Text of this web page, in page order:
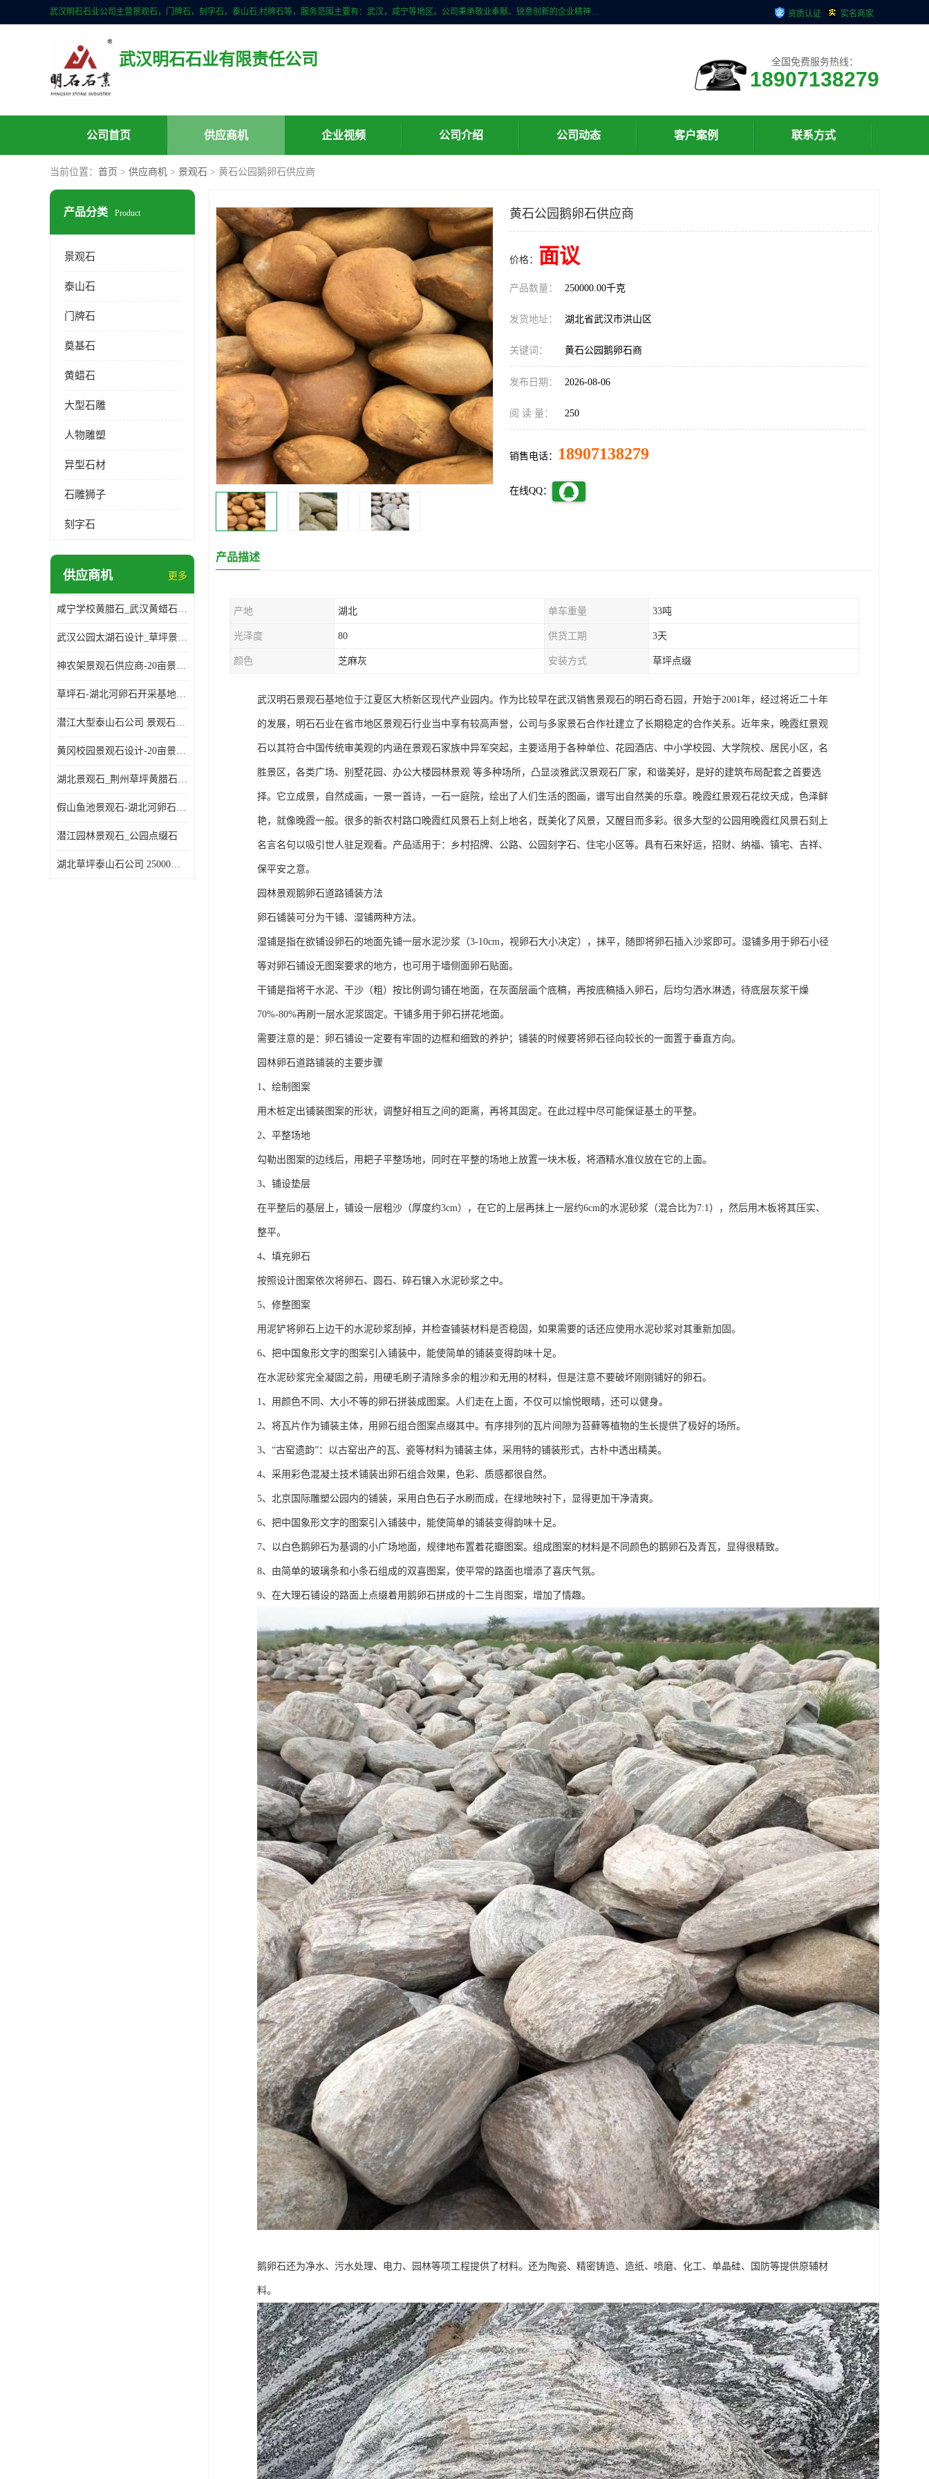
武汉明石石业公司主营景观石，门牌石，刻字石，泰山石,村牌石等，服务范围主要有：武汉，咸宁等地区。公司秉承敬业奉献、锐意创新的企业精神，从无到有，从小到大，以一种产业报国的创业精神，竭诚为客户提供服务，为社会设计财富。 资质认证 实名商家
武汉明石石业有限责任公司 全国免费服务热线：
18907138279
公司首页 供应商机 企业视频 公司介绍 公司动态 客户案例 联系方式
当前位置： 首页 > 供应商机 > 景观石 > 黄石公园鹅卵石供应商
产品分类 Product
景观石
泰山石
门牌石
奠基石
黄蜡石
大型石雕
人物雕塑
异型石材
石雕狮子
刻字石
供应商机 更多
咸宁学校黄腊石_武汉黄蜡石基地
武汉公园太湖石设计_草坪景观石
神农架景观石供应商-20亩景观石基地-刻字石
草坪石-湖北河卵石开采基地-随州天然鹅卵石批发
潜江大型泰山石公司 景观石厂家 华中大型景观石基地
黄冈校园景观石设计-20亩景观石基地
湖北景观石_荆州草坪黄腊石公司
假山鱼池景观石-湖北河卵石开采基地-荆州河道鹅卵石厂家
潜江园林景观石_公园点缀石
湖北草坪泰山石公司 25000平米景观石基地
黄石公园鹅卵石供应商
价格： 面议
产品数量： 250000.00千克
发货地址： 湖北省武汉市洪山区
关键词： 黄石公园鹅卵石商
发布日期： 2026-08-06
阅 读 量： 250
销售电话： 18907138279
在线QQ：
产品描述
产地 湖北 单车重量 33吨
光泽度 80 供货工期 3天
颜色 芝麻灰 安装方式 草坪点缀
武汉明石景观石基地位于江夏区大桥新区现代产业园内。作为比较早在武汉销售景观石的明石奇石园，开始于2001年，经过将近二十年
的发展，明石石业在省市地区景观石行业当中享有较高声誉，公司与多家景石合作社建立了长期稳定的合作关系。近年来，晚霞红景观
石以其符合中国传统审美观的内涵在景观石家族中异军突起，主要适用于各种单位、花园酒店、中小学校园、大学院校、居民小区，名
胜景区，各类广场、别墅花园、办公大楼园林景观 等多种场所，凸显淡雅武汉景观石厂家，和谐美好，是好的建筑布局配套之首要选
择。它立成景，自然成画，一景一首诗，一石一庭院，绘出了人们生活的图画，谱写出自然美的乐章。晚霞红景观石花纹天成，色泽鲜
艳，就像晚霞一般。很多的新农村路口晚霞红风景石上刻上地名，既美化了风景，又醒目而多彩。很多大型的公园用晚霞红风景石刻上
名言名句以吸引世人驻足观看。产品适用于：乡村招牌、公路、公园刻字石、住宅小区等。具有石来好运，招财、纳福、镇宅、吉祥、
保平安之意。
园林景观鹅卵石道路铺装方法
卵石铺装可分为干铺、湿铺两种方法。
湿铺是指在欲铺设卵石的地面先铺一层水泥沙浆（3-10cm，视卵石大小决定），抹平，随即将卵石插入沙浆即可。湿铺多用于卵石小径
等对卵石铺设无图案要求的地方，也可用于墙侧面卵石贴面。
干铺是指将干水泥、干沙（粗）按比例调匀铺在地面，在灰面层画个底稿，再按底稿插入卵石，后均匀洒水淋透，待底层灰浆干燥
70%-80%再刷一层水泥浆固定。干铺多用于卵石拼花地面。
需要注意的是：卵石铺设一定要有牢固的边框和细致的养护；铺装的时候要将卵石径向较长的一面置于垂直方向。
园林卵石道路铺装的主要步骤
1、绘制图案
用木桩定出铺装图案的形状，调整好相互之间的距离，再将其固定。在此过程中尽可能保证基土的平整。
2、平整场地
勾勒出图案的边线后，用耙子平整场地，同时在平整的场地上放置一块木板，将酒精水准仪放在它的上面。
3、铺设垫层
在平整后的基层上，铺设一层粗沙（厚度约3cm），在它的上层再抹上一层约6cm的水泥砂浆（混合比为7:1），然后用木板将其压实、
整平。
4、填充卵石
按照设计图案依次将卵石、圆石、碎石镶入水泥砂浆之中。
5、修整图案
用泥铲将卵石上边干的水泥砂浆刮掉，并检查铺装材料是否稳固，如果需要的话还应使用水泥砂浆对其重新加固。
6、把中国象形文字的图案引入铺装中，能使简单的铺装变得韵味十足。
在水泥砂浆完全凝固之前，用硬毛刷子清除多余的粗沙和无用的材料，但是注意不要破坏刚刚铺好的卵石。
1、用颜色不同、大小不等的卵石拼装成图案。人们走在上面，不仅可以愉悦眼睛，还可以健身。
2、将瓦片作为铺装主体，用卵石组合图案点缀其中。有序排列的瓦片间隙为苔藓等植物的生长提供了极好的场所。
3、“古窑遗韵”：以古窑出产的瓦、瓷等材料为铺装主体，采用特的铺装形式，古朴中透出精美。
4、采用彩色混凝土技术铺装出卵石组合效果，色彩、质感都很自然。
5、北京国际雕塑公园内的铺装，采用白色石子水刷而成，在绿地映衬下，显得更加干净清爽。
6、把中国象形文字的图案引入铺装中，能使简单的铺装变得韵味十足。
7、以白色鹅卵石为基调的小广场地面，规律地布置着花瓣图案。组成图案的材料是不同颜色的鹅卵石及青瓦，显得很精致。
8、由简单的玻璃条和小条石组成的双喜图案，使平常的路面也增添了喜庆气氛。
9、在大理石铺设的路面上点缀着用鹅卵石拼成的十二生肖图案，增加了情趣。
鹅卵石还为净水、污水处理、电力、园林等项工程提供了材料。还为陶瓷、精密铸造、造纸、喷磨、化工、单晶硅、国防等提供原辅材
料。